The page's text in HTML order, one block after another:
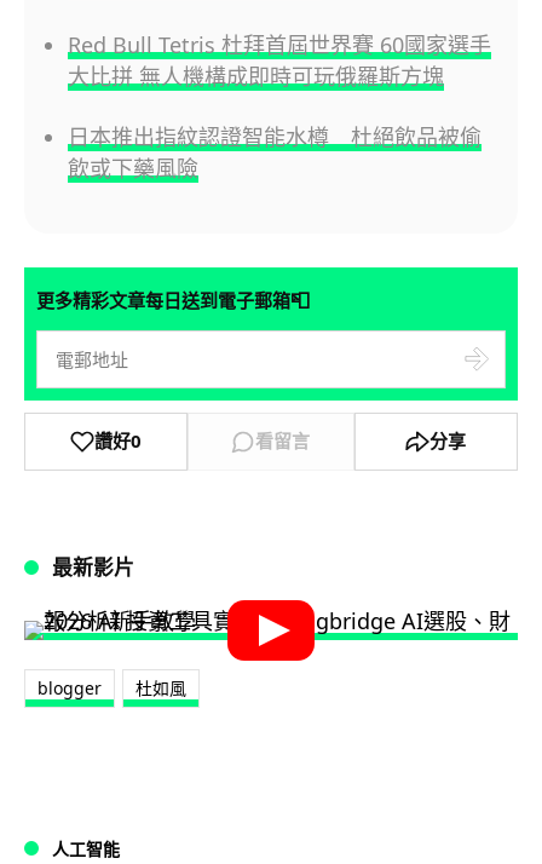
Red Bull Tetris 杜拜首屆世界賽 60國家選手
大比拼 無人機構成即時可玩俄羅斯方塊
日本推出指紋認證智能水樽 杜絕飲品被偷
飲或下藥風險
更多精彩文章每日送到電子郵箱📮
讚好0 看留言 分享
最新影片
blogger 杜如風
人工智能